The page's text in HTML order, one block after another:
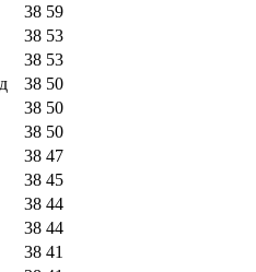
38 59
38 53
38 53
38 50
38 50
38 50
38 47
38 45
38 44
38 44
38 41